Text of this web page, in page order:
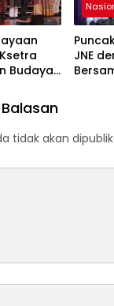
Budaya
JNE
tidak akan